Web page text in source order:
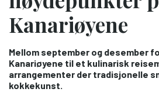
Kanariøyene
Mellom september og desember
Kanariøyene til et kulinarisk
arrangementer der tradisjonelle
kokkekunst.